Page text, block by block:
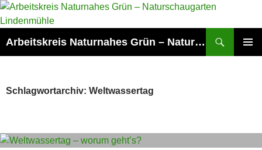
Zum
Inhalt
Arbeitskreis Naturnahes Grün – Naturschaugarten Lindenmühle
Schlagwortarchiv: Weltwassertag